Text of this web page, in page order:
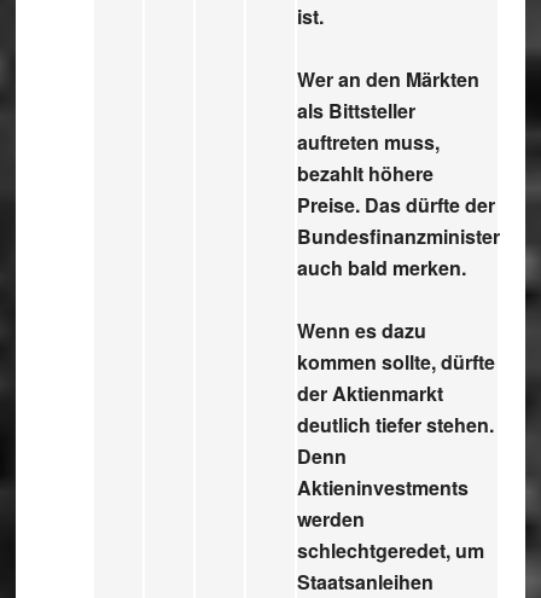
ist.
Wer an den Märkten
als Bittsteller
auftreten muss,
bezahlt höhere
Preise. Das dürfte der
Bundesfinanzminister
auch bald merken.
Wenn es dazu
kommen sollte, dürfte
der Aktienmarkt
deutlich tiefer stehen.
Denn
Aktieninvestments
werden
schlechtgeredet, um
Staatsanleihen